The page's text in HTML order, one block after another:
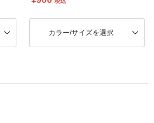
カラー/サイズを選択